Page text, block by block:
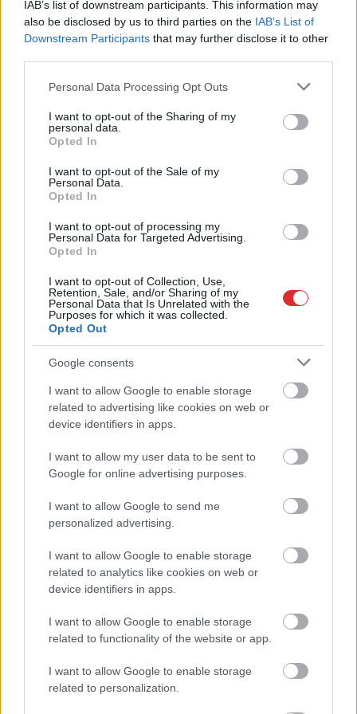
IAB’s list of downstream participants. This information may
also be disclosed by us to third parties on the IAB’s List of
Downstream Participants that may further disclose it to other
Please note that this website/app uses one or more Google
not limited to your visit or usage behaviour. You may click to
grant or deny consent to Google and its third-party tags to
use your data for below specified purposes in below Google
consent section.
Personal Data Processing Opt Outs
I want to opt-out of the Sharing of my
personal data.
Opted In
I want to opt-out of the Sale of my
Personal Data.
Opted In
I want to opt-out of processing my
Personal Data for Targeted Advertising.
Opted In
I want to opt-out of Collection, Use,
Retention, Sale, and/or Sharing of my
Personal Data that Is Unrelated with the
Purposes for which it was collected.
Opted Out
Google consents
I want to allow Google to enable storage
related to advertising like cookies on web or
device identifiers in apps.
I want to allow my user data to be sent to
Google for online advertising purposes.
I want to allow Google to send me
personalized advertising.
I want to allow Google to enable storage
related to analytics like cookies on web or
device identifiers in apps.
I want to allow Google to enable storage
related to functionality of the website or app.
I want to allow Google to enable storage
related to personalization.
Mīļotajam cilvēkam šo
labāk nedāvināt! Šīs
šķietami nevainīgās
dāvanas attiecībās var
asaras
Rūgts! Latvijā
slavenākais japānis
Masaki mijis gredzenus
ar mīļoto – kāzās
skaista latviešu
dziesma
“Mēsturpināmies!” Kaspars
Zemītis ar lepnumu atrāda
savu jauno statusu
Nosaukti
nāvējošākie automobiļi uz
ceļiem: turam īkšķus, lai neatrodi sarakstā
savu auto
durvis? Zodiaka zīme atklāj tavu intīmo
pusi
Ukraina
trāpījusi Krievijas biznesa sirdī?
Sekas var būt daudz nopietnākas par
sadegušām noliktavām
Devāspārgājienā, bet no tā neatgriezās…
Atcelt Ziņot